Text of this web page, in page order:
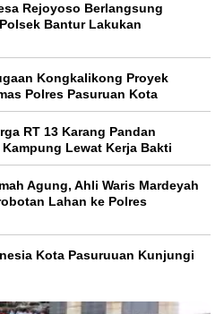
Rejoyoso Berlangsung
Bantur Lakukan
Kongkalikong Proyek
Polres Pasuruan Kota
RT 13 Karang Pandan
Lewat Kerja Bakti
Agung, Ahli Waris Mardeyah
Lahan ke Polres
Kota Pasuruuan Kunjungi